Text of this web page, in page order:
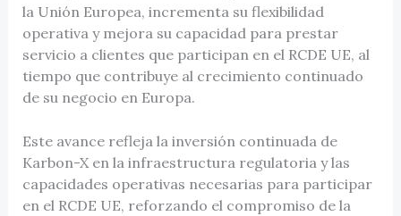
la Unión Europea, incrementa su flexibilidad
operativa y mejora su capacidad para prestar
servicio a clientes que participan en el RCDE UE, al
tiempo que contribuye al crecimiento continuado
de su negocio en Europa.
Este avance refleja la inversión continuada de
Karbon-X en la infraestructura regulatoria y las
capacidades operativas necesarias para participar
en el RCDE UE, reforzando el compromiso de la